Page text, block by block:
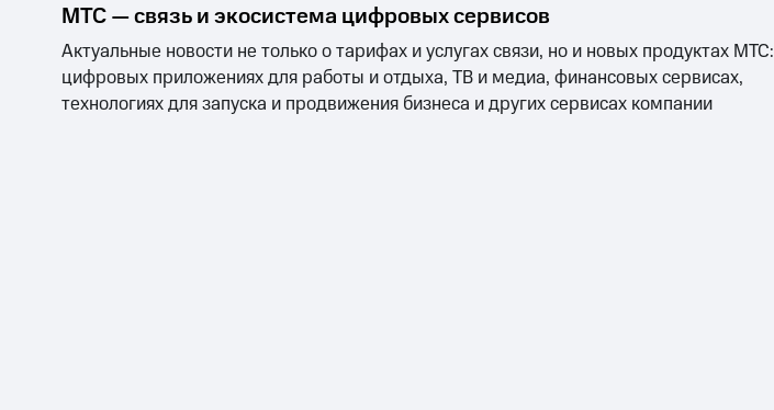
МТС — связь и экосистема цифровых сервисов
Актуальные новости не только о тарифах и услугах связи, но и новых продуктах МТС:
цифровых приложениях для работы и отдыха, ТВ и медиа, финансовых сервисах,
технологиях для запуска и продвижения бизнеса и других сервисах компании